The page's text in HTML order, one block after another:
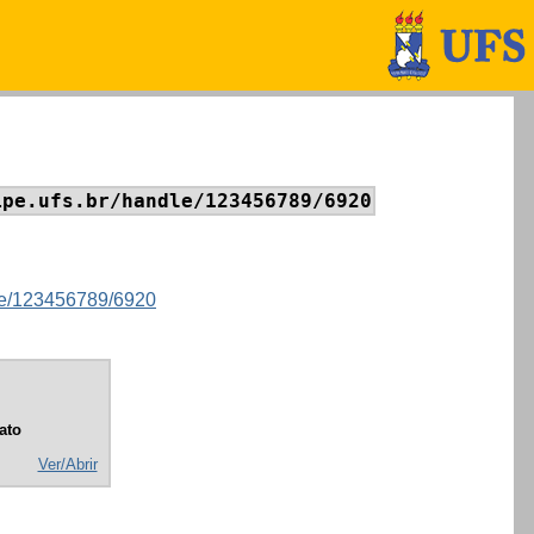
handle/123456789/6920
123456789/6920
Ver/Abrir